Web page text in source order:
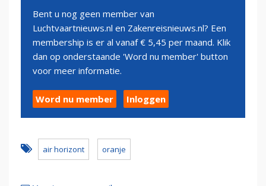
Bent u nog geen member van
Luchtvaartnieuws.nl en Zakenreisnieuws.nl? Een
membership is er al vanaf € 5,45 per maand. Klik
dan op onderstaande 'Word nu member' button
voor meer informatie.
Word nu member Inloggen
air horizont oranje